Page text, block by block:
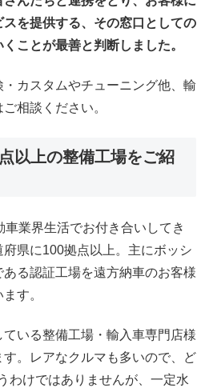
を提供する、その窓口としての
ことが最善と判断しました。
カスタムやチューニング他、輸
相談ください。
以上の整備工場をご紹
業界生活でお付き合いしてき
県に100拠点以上。主にボッシ
ある認証工場を遠方納車のお客様
す。
いる整備工場・輸入車専門店様
。レアなクルマも多いので、ど
わけではありませんが、一定水